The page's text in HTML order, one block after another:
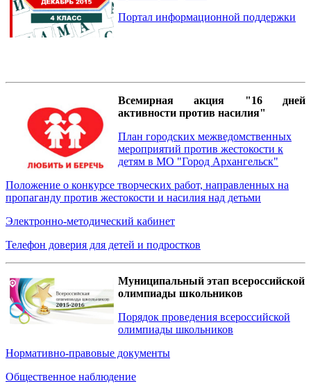
Портал информационной поддержки
Всемирная акция "16 дней
активности против насилия"
План городских межведомственных
мероприятий против жестокости к
детям в МО "Город Архангельск"
Положение о конкурсе творческих работ, направленных на
пропаганду против жестокости и насилия над детьми
Электронно-методический кабинет
Телефон доверия для детей и подростков
Муниципальный этап всероссийской
олимпиады школьников
Порядок проведения всероссийской
олимпиады школьников
Нормативно-правовые документы
Общественное наблюдение